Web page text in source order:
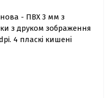
- ПВХ 3 мм з
з друком зображення
4 пласкі кишені